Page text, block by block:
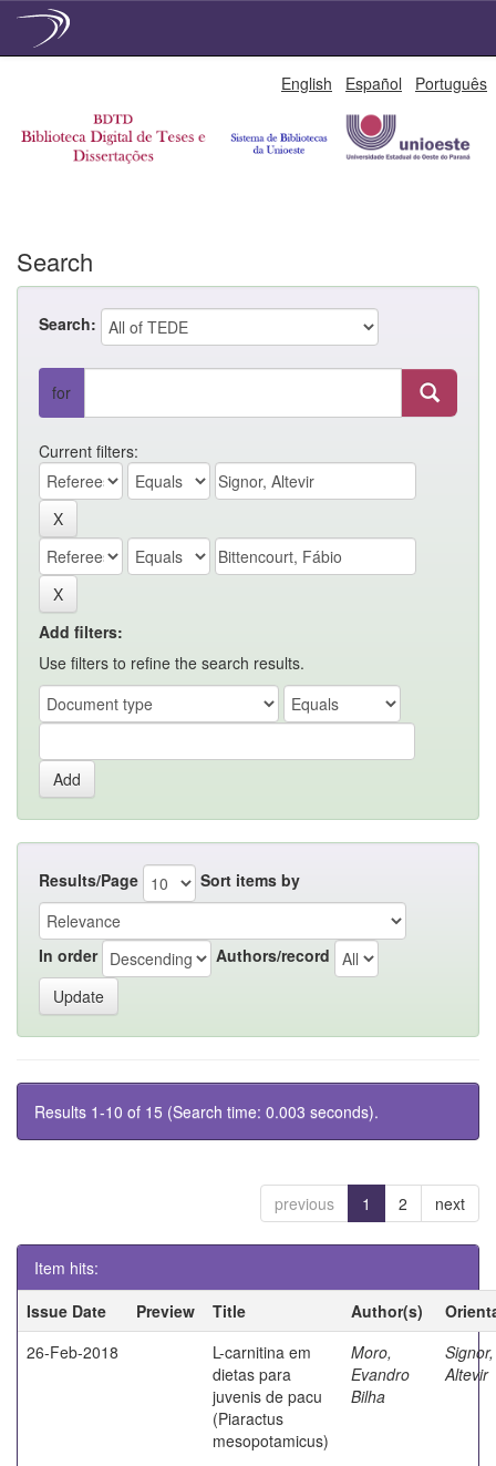
English Español Português
Search
Search:
for
Current filters:
Add filters:
Use filters to refine the search results.
Results/Page Sort items by
In order Authors/record
Results 1-10 of 15 (Search time: 0.003 seconds).
previous 1 2 next
Item hits:
Issue Date
Preview Title Author(s)
26-Feb-2018
L-carnitina em
dietas para
juvenis de pacu
(Piaractus
mesopotamicus)
Moro,
Evandro
Bilha
Signor,
Altevir